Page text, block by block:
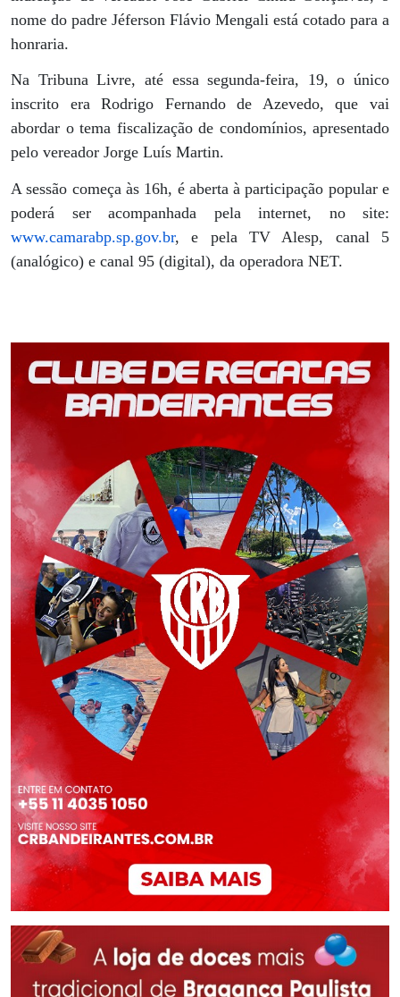
nome do padre Jéferson Flávio Mengali está cotado para a
honraria.
Na Tribuna Livre, até essa segunda-feira, 19, o único
inscrito era Rodrigo Fernando de Azevedo, que vai
abordar o tema fiscalização de condomínios, apresentado
pelo vereador Jorge Luís Martin.
A sessão começa às 16h, é aberta à participação popular e
poderá ser acompanhada pela internet, no site:
www.camarabp.sp.gov.br, e pela TV Alesp, canal 5
(analógico) e canal 95 (digital), da operadora NET.